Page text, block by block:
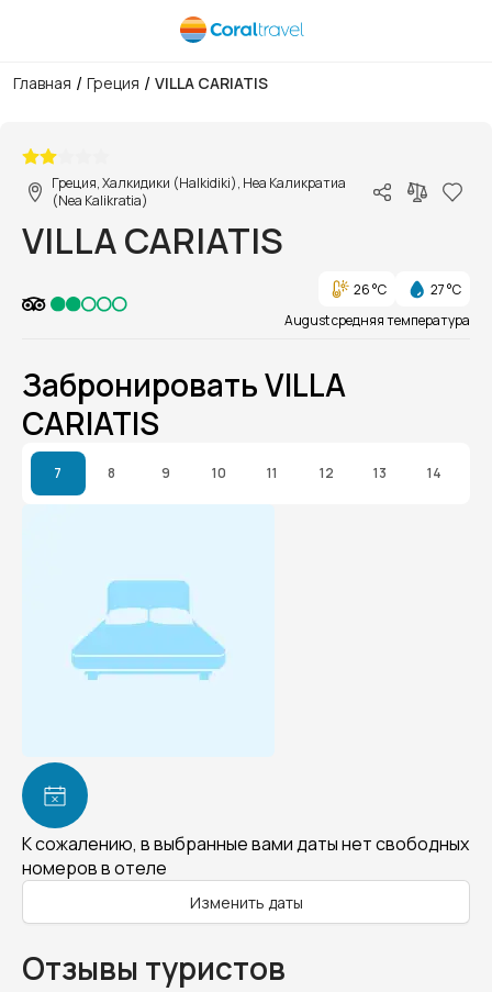
Главная / Греция / VILLA CARIATIS
Греция, Халкидики (Halkidiki), Неа Каликратиа
(Nea Kalikratia)
VILLA CARIATIS
26 °C
27 °C
August средняя температура
Забронировать VILLA
CARIATIS
7 8 9 10 11 12 13 14
К сожалению, в выбранные вами даты нет свободных
номеров в отеле
Изменить даты
Отзывы туристов